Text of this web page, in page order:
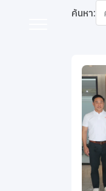
ธุรกิจของเรา
แบรนด์ของเรา
หน้าหลัก
ค้นหา: